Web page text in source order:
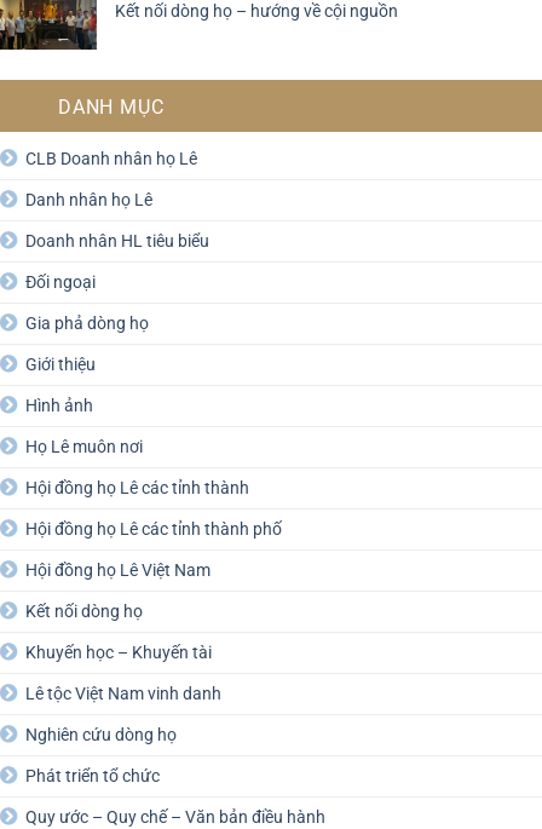
Kết nối dòng họ – hướng về cội nguồn
DANH MỤC
CLB Doanh nhân họ Lê
Danh nhân họ Lê
Doanh nhân HL tiêu biểu
Đối ngoại
Gia phả dòng họ
Giới thiệu
Hình ảnh
Họ Lê muôn nơi
Hội đồng họ Lê các tỉnh thành
Hội đồng họ Lê các tỉnh thành phố
Hội đồng họ Lê Việt Nam
Kết nối dòng họ
Khuyến học – Khuyến tài
Lê tộc Việt Nam vinh danh
Nghiên cứu dòng họ
Phát triển tổ chức
Quy ước – Quy chế – Văn bản điều hành